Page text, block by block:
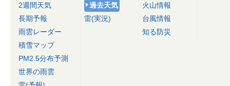
2週間天気
長期予報
雨雲レーダー
積雪マップ
PM2.5分布予測
世界の雨雲
過去天気
雷(実況)
火山情報
台風情報
知る防災